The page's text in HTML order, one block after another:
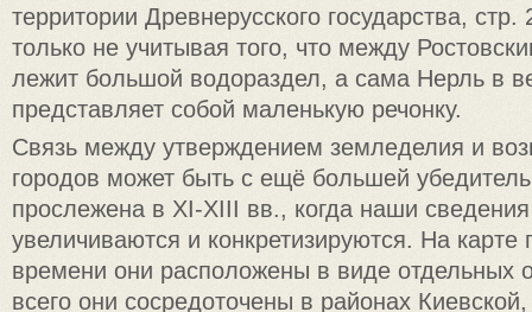
территории Древнерусского государства,
только не учитывая того, что между
лежит большой водораздел, а сама Нерль в
представляет собой маленькую речонку.
Связь между утверждением земледелия и
городов может быть с ещё большей
прослежена в XI-XIII вв., когда наши
увеличиваются и конкретизируются. На карте
времени они расположены в виде отдельных
всего они сосредоточены в районах